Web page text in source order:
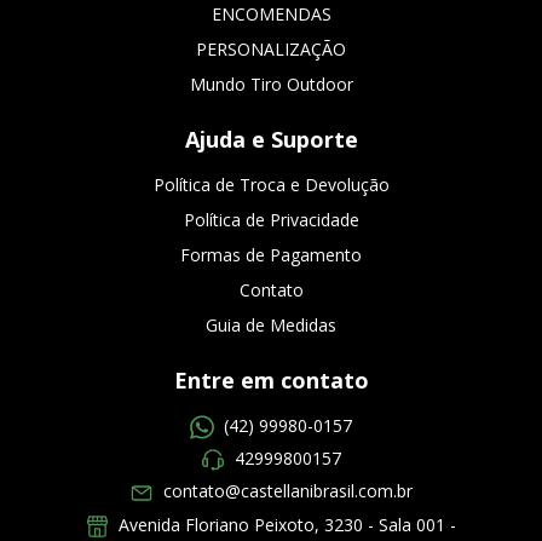
ENCOMENDAS
PERSONALIZAÇÃO
Mundo Tiro Outdoor
Ajuda e Suporte
Política de Troca e Devolução
Política de Privacidade
Formas de Pagamento
Contato
Guia de Medidas
Entre em contato
(42) 99980-0157
42999800157
contato@castellanibrasil.com.br
Avenida Floriano Peixoto, 3230 - Sala 001 -